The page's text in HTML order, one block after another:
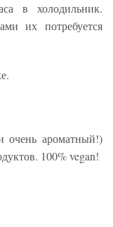
в холодильник.
их потребуется
очень ароматный!)
100% vegan!